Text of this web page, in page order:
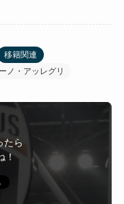
移籍関連
ノ・アッレグリ
たら
！